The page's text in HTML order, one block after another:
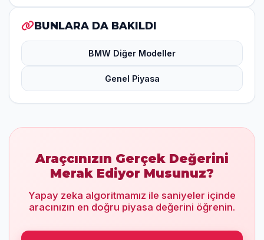
BUNLARA DA BAKILDI
BMW Diğer Modeller
Genel Piyasa
Araçcınızın Gerçek Değerini
Merak Ediyor Musunuz?
Yapay zeka algoritmamız ile saniyeler içinde
aracınızın en doğru piyasa değerini öğrenin.